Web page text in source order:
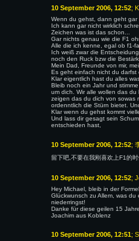
10 September 2006, 12:52;
Wenn du gehst, dann geht gar
Ich kann gar nicht wirklich
Zeichen was ist das schon...
Gar nichts genau wie die F1
Alle die ich kenne, egal ob f1-
Ich weiß zwar die
noch den Ruck bzw die
Mein Dad, Freunde von mir,
Es geht einfach nicht du darfst
Klar eigentlich hast du alles
Bleib noch ein Jahr und
um dich. Wir alle wollen das
zeigen das du dich von sowas
ordenntlich die Stürn bietet.
Klar wenn du gehst kommt
Und lass dir gesagt sein
entschieden hast,
10 September 2006, 12:52;
留下吧,不要在我刚喜欢上F1的
10 September 2006, 12:52;
Hey Michael, bleib in der
Glückwunsch zu Allem, was
niederringst!
Danke für diese geilen 15
Joachim aus Koblenz
10 September 2006, 12:51;